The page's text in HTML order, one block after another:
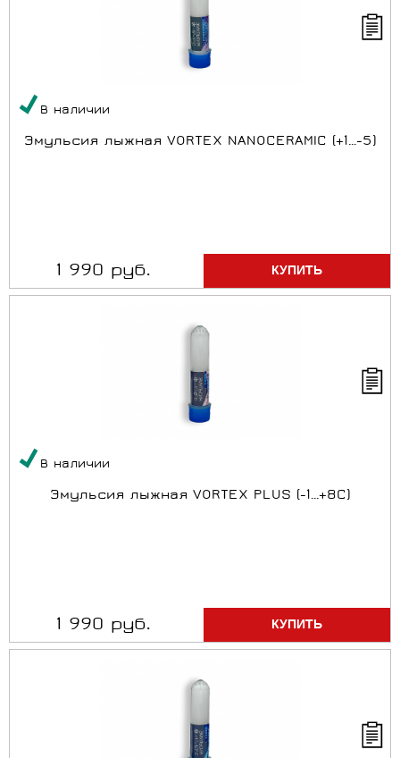
В наличии
Эмульсия лыжная VORTEX NANOCERAMIC (+1...-5)
1 990 руб.
В наличии
Эмульсия лыжная VORTEX PLUS (-1...+8C)
1 990 руб.